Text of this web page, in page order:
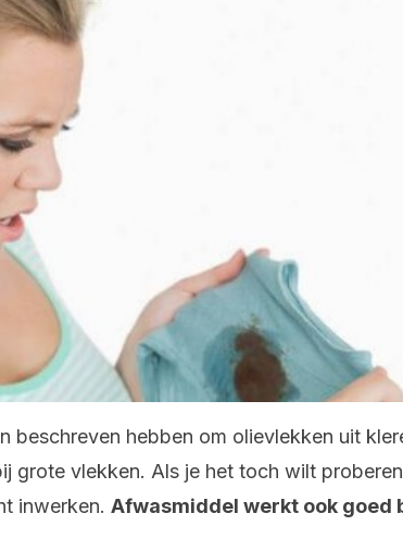
beschreven hebben om olievlekken uit
grote vlekken. Als je het toch wilt
inwerken. Afwasmiddel werkt ook goed